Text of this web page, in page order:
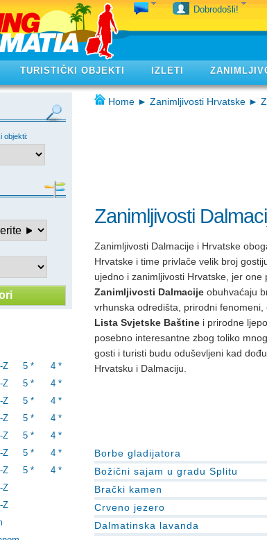
Dobrodošli!
TURISTIČKI OBJEKTI IZLETI
objekti:
Z 5 *
4 *
Z 5 *
4 *
Z 5 *
4 *
Z 5 *
4 *
Z 5 *
4 *
Z 5 *
4 *
Z 5 *
4 *
Z
Z
Home ► Zanimljivosti Hrvatske ►
Zanimljivosti
Zanimljivosti Dalmacije i Hrvatske
Hrvatske i time privlače velik broj
ujedno i zanimljivosti Hrvatske, jer one
Zanimljivosti Dalmacije obuhvaćaju
vrhunska odredišta, prirodni fenomeni,
Lista Svjetske Baštine i prirodne
posebno interesantne zbog toliko
gosti i turisti budu oduševljeni kad
Hrvatsku i Dalmaciju.
Borbe gladijatora
Božični sajam u gradu Splitu
Brački kamen
Crveno jezero
Dalmatinska lavanda